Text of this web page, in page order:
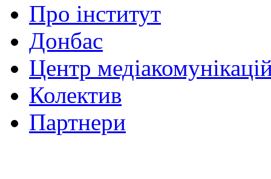
Про інститут
Донбас
Центр
Колектив
Партнери